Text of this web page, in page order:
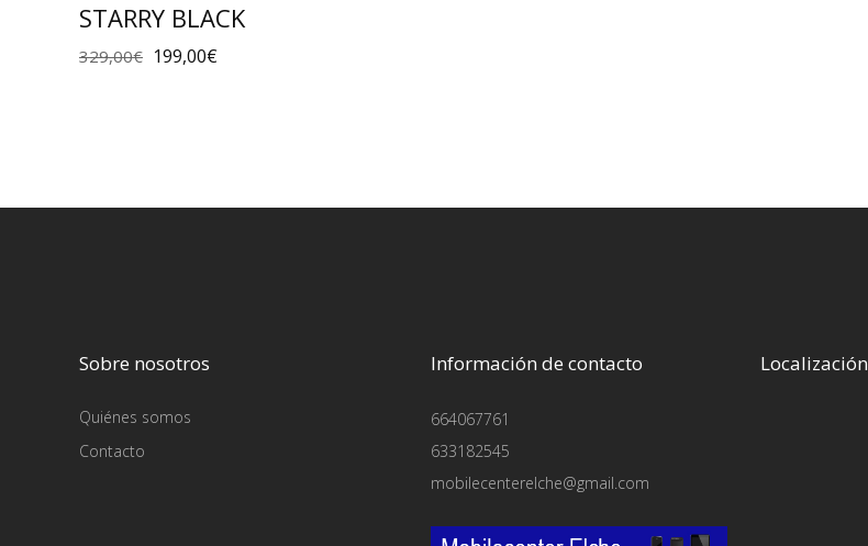
STARRY BLACK
329,00€ 199,00€
Sobre nosotros
Quiénes somos
Contacto
Información de contacto
664067761
633182545
mobilecenterelche@gmail.com
Localización